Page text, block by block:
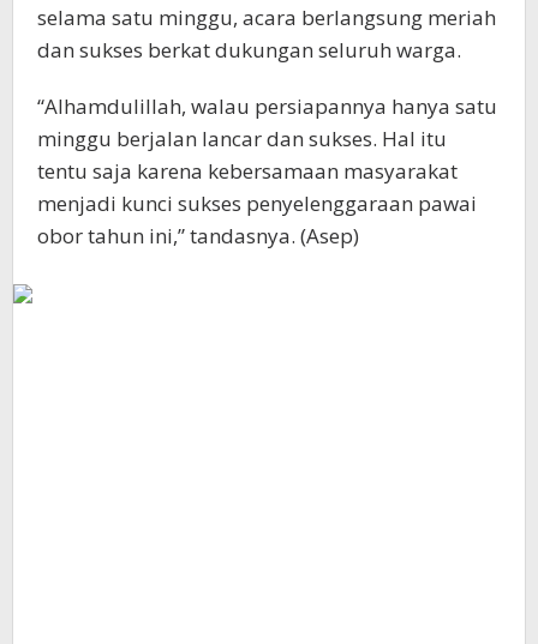
selama satu minggu, acara berlangsung meriah
dan sukses berkat dukungan seluruh warga.
“Alhamdulillah, walau persiapannya hanya satu
minggu berjalan lancar dan sukses. Hal itu
tentu saja karena kebersamaan masyarakat
menjadi kunci sukses penyelenggaraan pawai
obor tahun ini,” tandasnya. (Asep)